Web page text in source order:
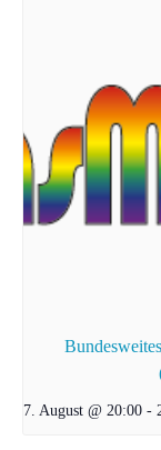
7. August @ 20:00 -